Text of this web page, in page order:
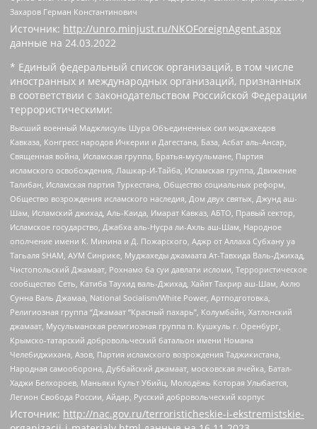
Захаров Герман Константинович
Источник: http://unro.minjust.ru/NKOForeignAgent.aspx
данные на 24.03.2022
* Единый федеральный список организаций, в том числе
иностранных и международных организаций, признанных
в соответствии с законодательством Российской Федерации
террористическими:
Высший военный Маджлисуль Шура Объединенных сил моджахедов
Кавказа, Конгресс народов Ичкерии и Дагестана, База, Асбат аль-Ансар,
Священная война, Исламская группа, Братья-мусульмане, Партия
исламского освобождения, Лашкар-И-Тайба, Исламская группа, Движение
Талибан, Исламская партия Туркестана, Общество социальных реформ,
Общество возрождения исламского наследия, Дом двух святых, Джунд аш-
Шам, Исламский джихад, Аль-Каида, Имарат Кавказ, АБТО, Правый сектор,
Исламское государство, Джабха аль-Нусра ли-Ахль аш-Шам, Народное
ополчение имени К. Минина и Д. Пожарского, Аджр от Аллаха Субхану уа
Тагьаля SHAM, АУМ Синрике, Муджахеды джамаата Ат-Тавхида Валь-Джихад,
Чистопольский Джамаат, Рохнамо ба суи давлати исломи, Террористическое
сообщество Сеть, Катиба Таухид валь-Джихад, Хайят Тахрир аш-Шам, Ахлю
Сунна Валь Джамаа, National Socialism/White Power, Артподготовка,
Религиозная группа “Джамаат “Красный пахарь”, Колумбайн, Хатлонский
джамаат, Мусульманская религиозная группа п. Кушкуль г. Оренбург,
Крымско-татарский добровольческий батальон имени Номана
Челебиджихана, Азов, Партия исламского возрождения Таджикистана,
Народная самооборона, Дуббайский джамаат, московская ячейка, Батал-
Хаджи Белхороев, Маньяки Культ Убийц, Молодёжь Которая Улыбается,
Легион Свобода России, Айдар, Русский добровольческий корпус
Источник: http://nac.gov.ru/terroristicheskie-i-ekstremistskie-